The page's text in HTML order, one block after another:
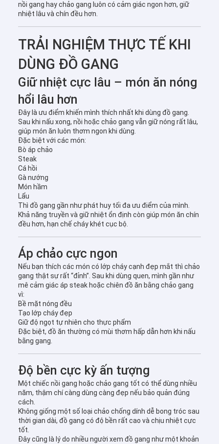
nồi gang hay chảo gang luôn có cảm giác ngon hơn, giữ
nhiệt lâu và chín đều hơn.
TRẢI NGHIỆM THỰC TẾ KHI
DÙNG ĐỒ GANG
Giữ nhiệt cực lâu – món ăn nóng
hổi lâu hơn
Đây là ưu điểm khiến mình thích nhất khi dùng đồ gang.
Sau khi nấu xong, nồi hoặc chảo gang vẫn giữ nóng rất lâu,
giúp món ăn luôn thơm ngon khi dùng.
Đặc biệt với các món:
Bò áp chảo
Steak
Cá hồi
Gà nướng
Món hầm
Lẩu
Thì đồ gang gần như phát huy tối đa ưu điểm của mình.
Khả năng truyền và giữ nhiệt ổn định còn giúp món ăn chín
đều hơn, hạn chế cháy khét cục bộ.
Áp chảo cực ngon
Nếu bạn thích các món có lớp cháy cạnh đẹp mắt thì chảo
gang thật sự rất “đỉnh”. Sau khi dùng quen, mình gần như
mê cảm giác áp steak hoặc chiên đồ ăn bằng chảo gang
vì:
Bề mặt nóng đều
Tạo lớp cháy đẹp
Giữ độ ngọt tự nhiên cho thực phẩm
Đặc biệt, đồ ăn thường có mùi thơm hấp dẫn hơn khi nấu
bằng gang.
Độ bền cực kỳ ấn tượng
Một chiếc nồi gang hoặc chảo gang tốt có thể dùng nhiều
năm, thậm chí càng dùng càng đẹp nếu bảo quản đúng
cách.
Không giống một số loại chảo chống dính dễ bong tróc sau
thời gian dài, đồ gang có độ bền rất cao và chịu nhiệt cực
tốt.
Đây cũng là lý do nhiều người xem đồ gang như một khoản